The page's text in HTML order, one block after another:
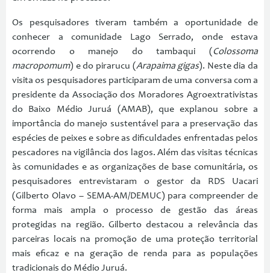
Os pesquisadores tiveram também a oportunidade de
conhecer a comunidade Lago Serrado, onde estava
ocorrendo o manejo do tambaqui (Colossoma
macropomum) e do pirarucu (Arapaima gigas). Neste dia da
visita os pesquisadores participaram de uma conversa com a
presidente da Associação dos Moradores Agroextrativistas
do Baixo Médio Juruá (AMAB), que explanou sobre a
importância do manejo sustentável para a preservação das
espécies de peixes e sobre as dificuldades enfrentadas pelos
pescadores na vigilância dos lagos. Além das visitas técnicas
às comunidades e as organizações de base comunitária, os
pesquisadores entrevistaram o gestor da RDS Uacari
(Gilberto Olavo – SEMA-AM/DEMUC) para compreender de
forma mais ampla o processo de gestão das áreas
protegidas na região. Gilberto destacou a relevância das
parceiras locais na promoção de uma proteção territorial
mais eficaz e na geração de renda para as populações
tradicionais do Médio Juruá.